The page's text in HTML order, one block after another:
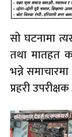
सो घटनामा
तथा मातहत
भन्ने
प्रहरी